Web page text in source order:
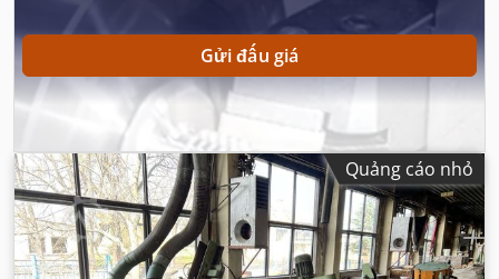
Gửi đấu giá
Quảng cáo nhỏ